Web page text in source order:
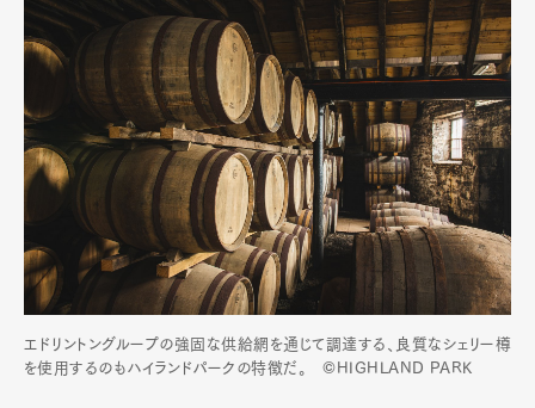
エドリントングループの強固な供給網を通じて調達する、良質なシェリー樽
を使用するのもハイランドパークの特徴だ。 ©HIGHLAND PARK